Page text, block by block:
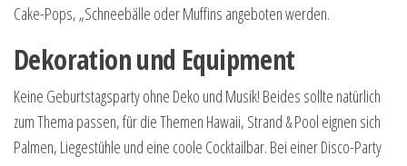
Cake-Pops, „Schneebälle oder Muffins angeboten werden.
Dekoration und Equipment
Keine Geburtstagsparty ohne Deko und Musik! Beides sollte natürlich
zum Thema passen, für die Themen Hawaii, Strand & Pool eignen sich
Palmen, Liegestühle und eine coole Cocktailbar. Bei einer Disco-Party